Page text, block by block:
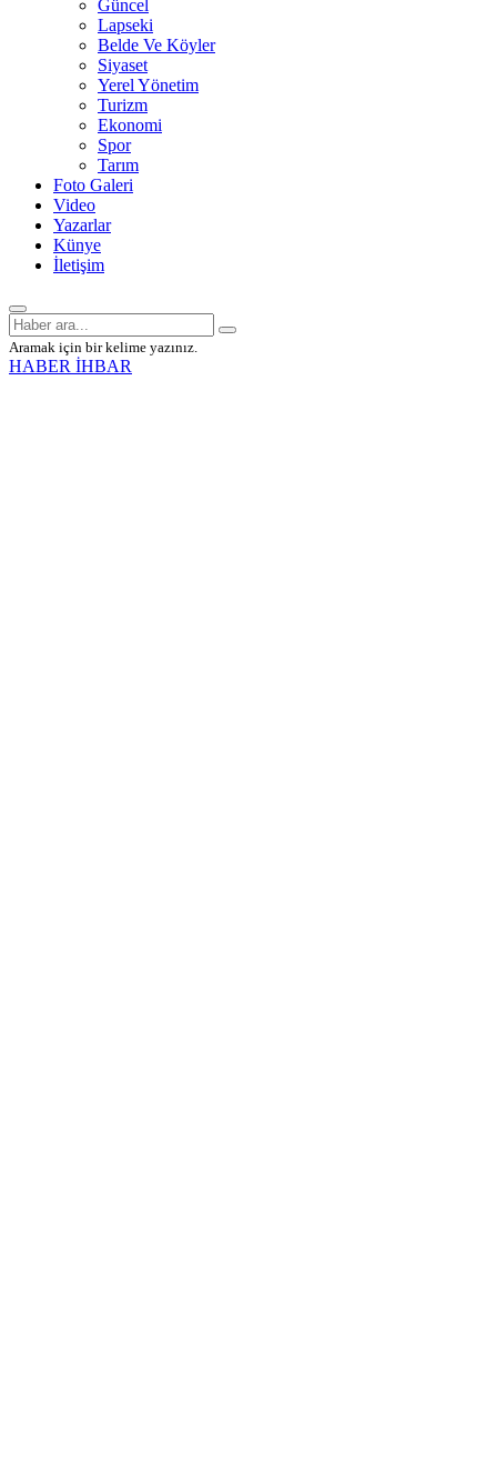
Güncel
Lapseki
Belde Ve Köyler
Siyaset
Yerel Yönetim
Turizm
Ekonomi
Spor
Tarım
Foto Galeri
Video
Yazarlar
Künye
İletişim
Aramak için bir kelime yazınız.
HABER İHBAR